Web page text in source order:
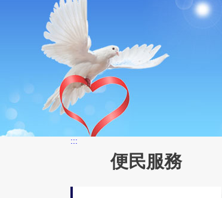
:::
便民服務